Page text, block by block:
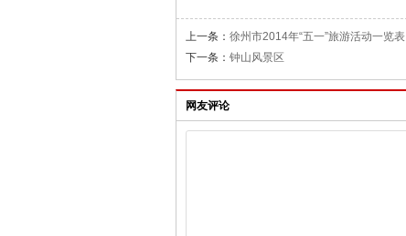
上一条： 徐州市2014年“五一”旅游活动一览表
下一条： 钟山风景区